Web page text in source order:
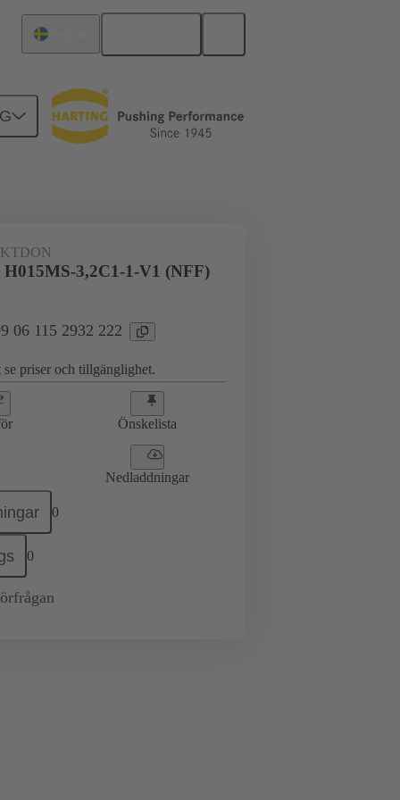
till dotterkort
3,2C1-1-V1 (NFF)
06 115 2932 222
priser och tillgänglighet.
Önskelista
Nedladdningar
0
0